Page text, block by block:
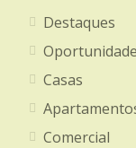
Destaques
Casas
Comercial